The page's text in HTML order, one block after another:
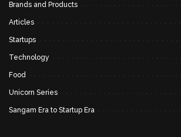
Brands and Products
Articles
Startups
Technology
Food
Unicorn Series
Sangam Era to Startup Era